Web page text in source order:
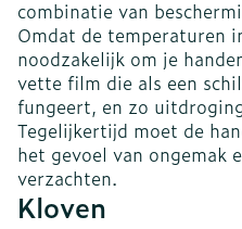
combinatie van
Omdat de temperaturen
noodzakelijk om je
vette film die als een
fungeert, en zo
Tegelijkertijd moet de
het gevoel van ongemak
verzachten.
Kloven